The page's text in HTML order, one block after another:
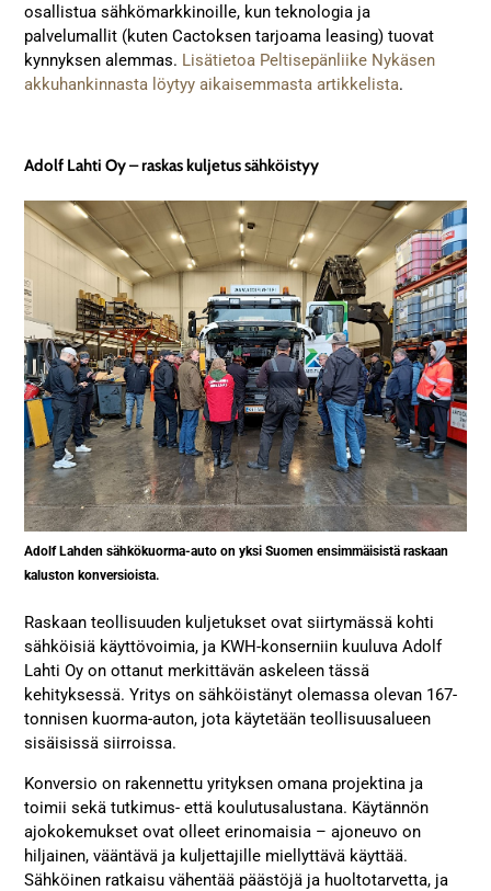
osallistua sähkömarkkinoille, kun teknologia ja
palvelumallit (kuten Cactoksen tarjoama leasing) tuovat
kynnyksen alemmas. Lisätietoa Peltisepänliike Nykäsen
akkuhankinnasta löytyy aikaisemmasta artikkelista.
Adolf Lahti Oy – raskas kuljetus sähköistyy
Adolf Lahden sähkökuorma-auto on yksi Suomen ensimmäisistä raskaan
kaluston konversioista.
Raskaan teollisuuden kuljetukset ovat siirtymässä kohti
sähköisiä käyttövoimia, ja KWH-konserniin kuuluva Adolf
Lahti Oy on ottanut merkittävän askeleen tässä
kehityksessä. Yritys on sähköistänyt olemassa olevan 167-
tonnisen kuorma-auton, jota käytetään teollisuusalueen
sisäisissä siirroissa.
Konversio on rakennettu yrityksen omana projektina ja
toimii sekä tutkimus- että koulutusalustana. Käytännön
ajokokemukset ovat olleet erinomaisia – ajoneuvo on
hiljainen, vääntävä ja kuljettajille miellyttävä käyttää.
Sähköinen ratkaisu vähentää päästöjä ja huoltotarvetta, ja